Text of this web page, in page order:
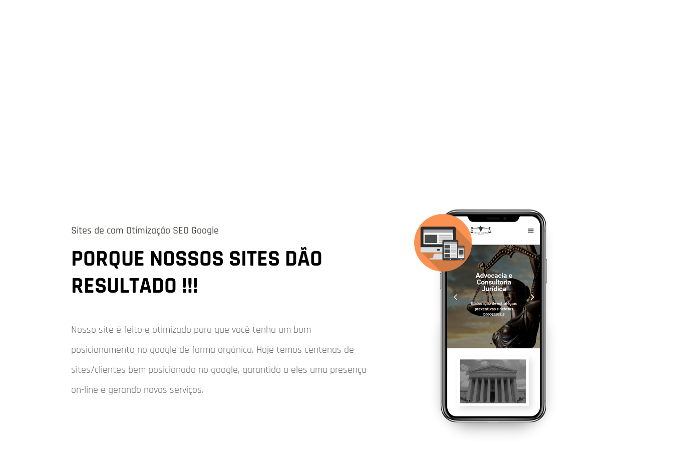
Sites de com Otimização SEO Google
PORQUE NOSSOS SITES DÃO
RESULTADO !!!
Nosso site é feito e otimizado para que você tenha um bom
posicionamento no google de forma orgânica. Hoje temos centenas de
sites/clientes bem posicionado no google, garantido a eles uma presença
on-line e gerando novos serviços.